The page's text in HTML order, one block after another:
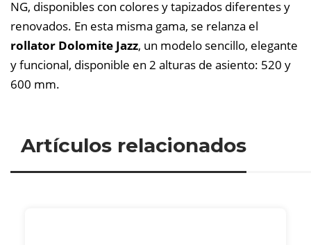
NG, disponibles con colores y tapizados diferentes y
renovados. En esta misma gama, se relanza el
rollator Dolomite Jazz, un modelo sencillo, elegante
y funcional, disponible en 2 alturas de asiento: 520 y
600 mm.
Artículos relacionados